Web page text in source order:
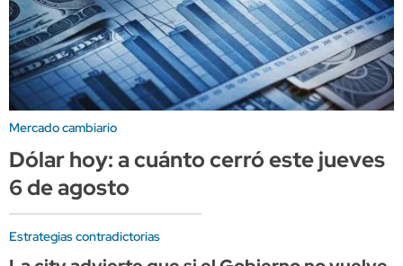
Mercado cambiario
Dólar hoy: a cuánto cerró este jueves
6 de agosto
Estrategias contradictorias